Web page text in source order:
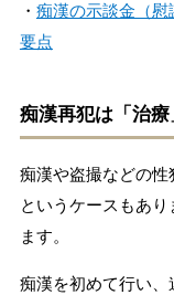
・ 痴漢の示談金（
要点
痴漢再犯は「治
痴漢や盗撮などの性
というケースもあ
ます。
痴漢を初めて行い